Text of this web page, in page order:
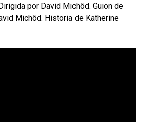
por David Michôd. Guion de
Michôd. Historia de Katherine